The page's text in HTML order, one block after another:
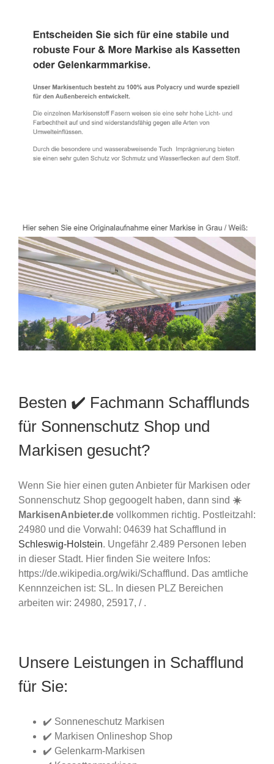
Besten ✔️ Fachmann Schafflunds
für Sonnenschutz Shop und
Markisen gesucht?
Wenn Sie hier einen guten Anbieter für Markisen oder
Sonnenschutz Shop gegoogelt haben, dann sind ☀️
MarkisenAnbieter.de vollkommen richtig. Postleitzahl:
24980 und die Vorwahl: 04639 hat Schafflund in
Schleswig-Holstein. Ungefähr 2.489 Personen leben
in dieser Stadt. Hier finden Sie weitere Infos:
https://de.wikipedia.org/wiki/Schafflund. Das amtliche
Kennnzeichen ist: SL. In diesen PLZ Bereichen
arbeiten wir: 24980, 25917, / .
Unsere Leistungen in Schafflund
für Sie:
✔️ Sonneneschutz Markisen
✔️ Markisen Onlineshop Shop
✔️ Gelenkarm-Markisen